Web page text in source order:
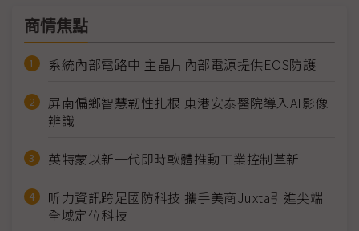
商情焦點
系統內部電路中 主晶片內部電源提供EOS防護
屏南偏鄉智慧韌性扎根 東港安泰醫院導入AI影像
辨識
英特蒙以新一代即時軟體推動工業控制革新
昕力資訊跨足國防科技 攜手美商Juxta引進尖端
全域定位科技